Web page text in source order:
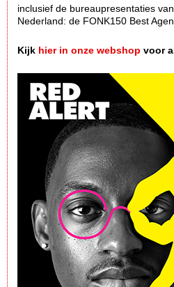
inclusief de bureaupresentaties
Nederland: de FONK150 Best
Kijk hier in onze webshop voor